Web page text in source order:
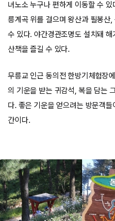
녀노소 누구나 편하게 이동할 수
릉계곡 위를 걸으며 왕산과 필봉산
수 있다. 야간경관조명도 설치돼
산책을 즐길 수 있다.
무릉교 인근 동의전 한방기체험장
의 기운을 받는 귀감석, 복을 담는
다. 좋은 기운을 얻으려는 방문객
간이다.